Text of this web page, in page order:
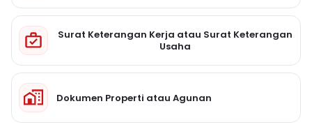
Surat Keterangan Kerja atau Surat Keterangan
Usaha
Dokumen Properti atau Agunan